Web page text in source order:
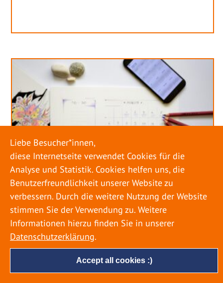
URLAUB RICHTIG PLANEN – ROHRBRUCH
VERHINDERN
18. MAI 2022
Accept all cookies :)
Liebe Besucher*innen,
diese Internetseite verwendet Cookies für die
Analyse und Statistik. Cookies helfen uns, die
Benutzerfreundlichkeit unserer Website zu
verbessern. Durch die weitere Nutzung der Website
stimmen Sie der Verwendung zu. Weitere
Informationen hierzu finden Sie in unserer
Datenschutzerklärung.